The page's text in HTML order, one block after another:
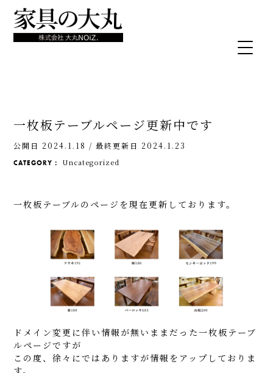
一枚板テーブルページ更新中です
公開日 2024.1.18 /最終更新日 2024.1.23
CATEGORY： Uncategorized
一枚板テーブルのページを現在更新しております。
ドメイン変更に伴い情報が無いままだった一枚板テーブ
ルページですが
この度、徐々にではありますが情報をアップしておりま
す。